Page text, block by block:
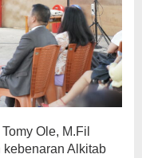
Ole, M.Fil
Alkitab